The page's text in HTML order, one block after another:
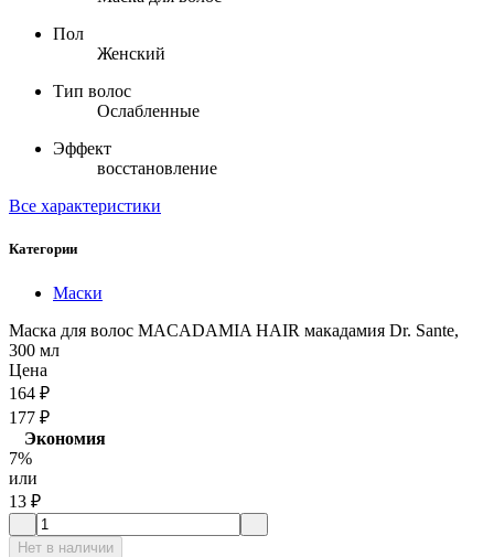
Пол
Женский
Тип волос
Ослабленные
Эффект
восстановление
Все характеристики
Категории
Маски
Маска для волос MACADAMIA HAIR макадамия Dr. Sante,
300 мл
Цена
164 ₽
177 ₽
Экономия
7%
или
13 ₽
Нет в наличии